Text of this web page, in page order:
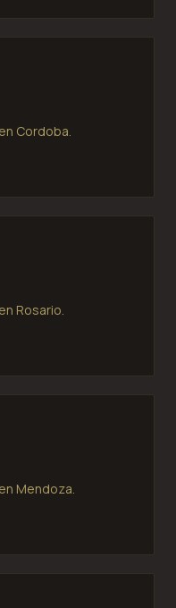
Cordoba.
Rosario.
Mendoza.